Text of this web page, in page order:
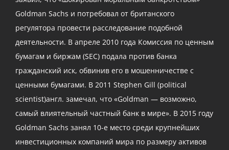
Goldman Sachs и потребовал от британского
регулятора провести расследование подобной
деятельности. В апреле 2010 года Комиссия по ценным
бумагам и биржам (SEC) подала против банка
гражданский иск, обвинив его в мошенничестве с
ценными бумагами. В 2011 Stephen Gill (political
scientist)англ. замечал, что «Goldman — возможно,
самый влиятельный частный банк в мире». В 2015 году
Goldman Sachs занял 10-е место среди крупнейших
инвестиционных компаний мира по размеру активов